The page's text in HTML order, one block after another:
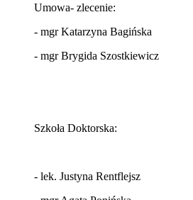
Umowa- zlecenie:
- mgr Katarzyna Bagińska
- mgr Brygida Szostkiewicz
Szkoła Doktorska:
- lek. Justyna Rentflejsz